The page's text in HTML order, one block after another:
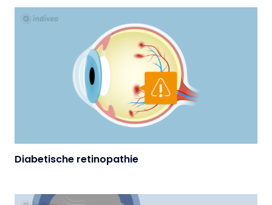
Diabetische retinopathie